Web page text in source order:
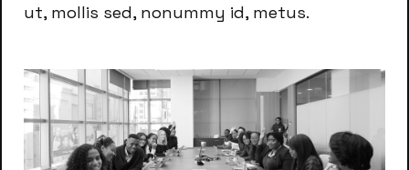
ut, mollis sed, nonummy id, metus.